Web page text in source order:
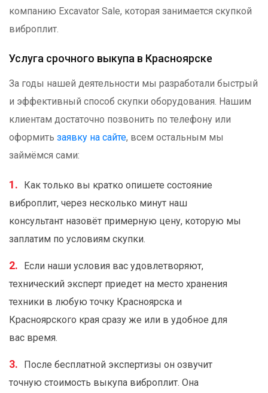
компанию Excavator Sale, которая занимается скупкой
виброплит.
Услуга срочного выкупа в Красноярске
За годы нашей деятельности мы разработали быстрый
и эффективный способ скупки оборудования. Нашим
клиентам достаточно позвонить по телефону или
оформить заявку на сайте, всем остальным мы
займёмся сами:
Как только вы кратко опишете состояние
виброплит, через несколько минут наш
консультант назовёт примерную цену, которую мы
заплатим по условиям скупки.
Если наши условия вас удовлетворяют,
технический эксперт приедет на место хранения
техники в любую точку Красноярска и
Красноярского края сразу же или в удобное для
вас время.
После бесплатной экспертизы он озвучит
точную стоимость выкупа виброплит. Она